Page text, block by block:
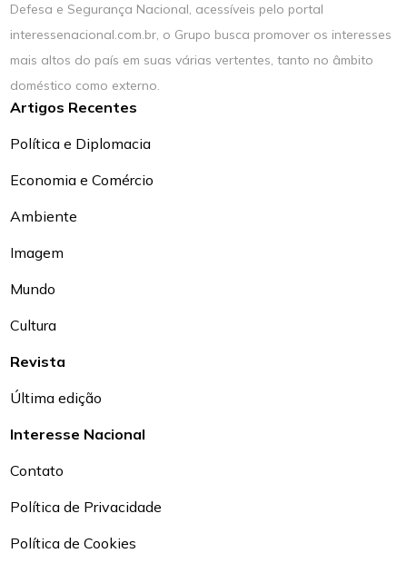
Defesa e Segurança Nacional, acessíveis pelo portal
interessenacional.com.br, o Grupo busca promover os interesses
mais altos do país em suas várias vertentes, tanto no âmbito
doméstico como externo.
Artigos Recentes
Política e Diplomacia
Economia e Comércio
Ambiente
Imagem
Mundo
Cultura
Revista
Última edição
Interesse Nacional
Contato
Política de Privacidade
Política de Cookies